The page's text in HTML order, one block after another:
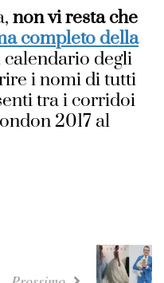
non vi resta che
completo della
calendario degli
i nomi di tutti
tra i corridoi
2017 al